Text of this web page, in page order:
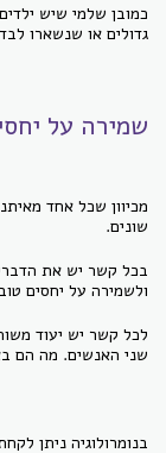
כמובן שלמי שיש
גדולים או שנשארו
שמירה על
מכיוון שכל אחד
שונים.
בכל קשר יש את
ולשמירה על יחסים
לכל קשר יש יעוד
שני האנשים. מה הם
בנומרולוגיה ניתן